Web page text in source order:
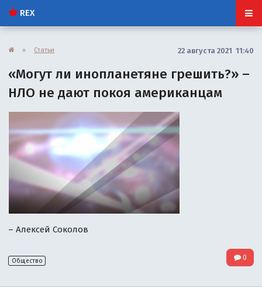
REX
» Статьи 22 августа 2021 11:40
«Могут ли инопланетяне грешить?» –
НЛО не дают покоя американцам
– Алексей Соколов
Общество 0